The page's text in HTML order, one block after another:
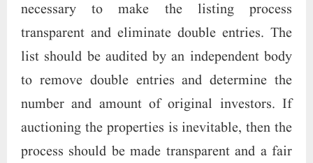
necessary to make the listing process
transparent and eliminate double entries. The
list should be audited by an independent body
to remove double entries and determine the
number and amount of original investors. If
auctioning the properties is inevitable, then the
process should be made transparent and a fair